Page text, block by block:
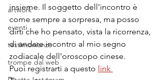
artwork
eventi
testimonianze
trompe dal web
insieme. Il soggetto dell'incontro è
come sempre a sorpresa, ma posso
dirti che ho pensato, vista la ricorrenza,
di andare incontro al mio segno
zodiacale dell'oroscopo cinese.
Puoi registrarti a questo link